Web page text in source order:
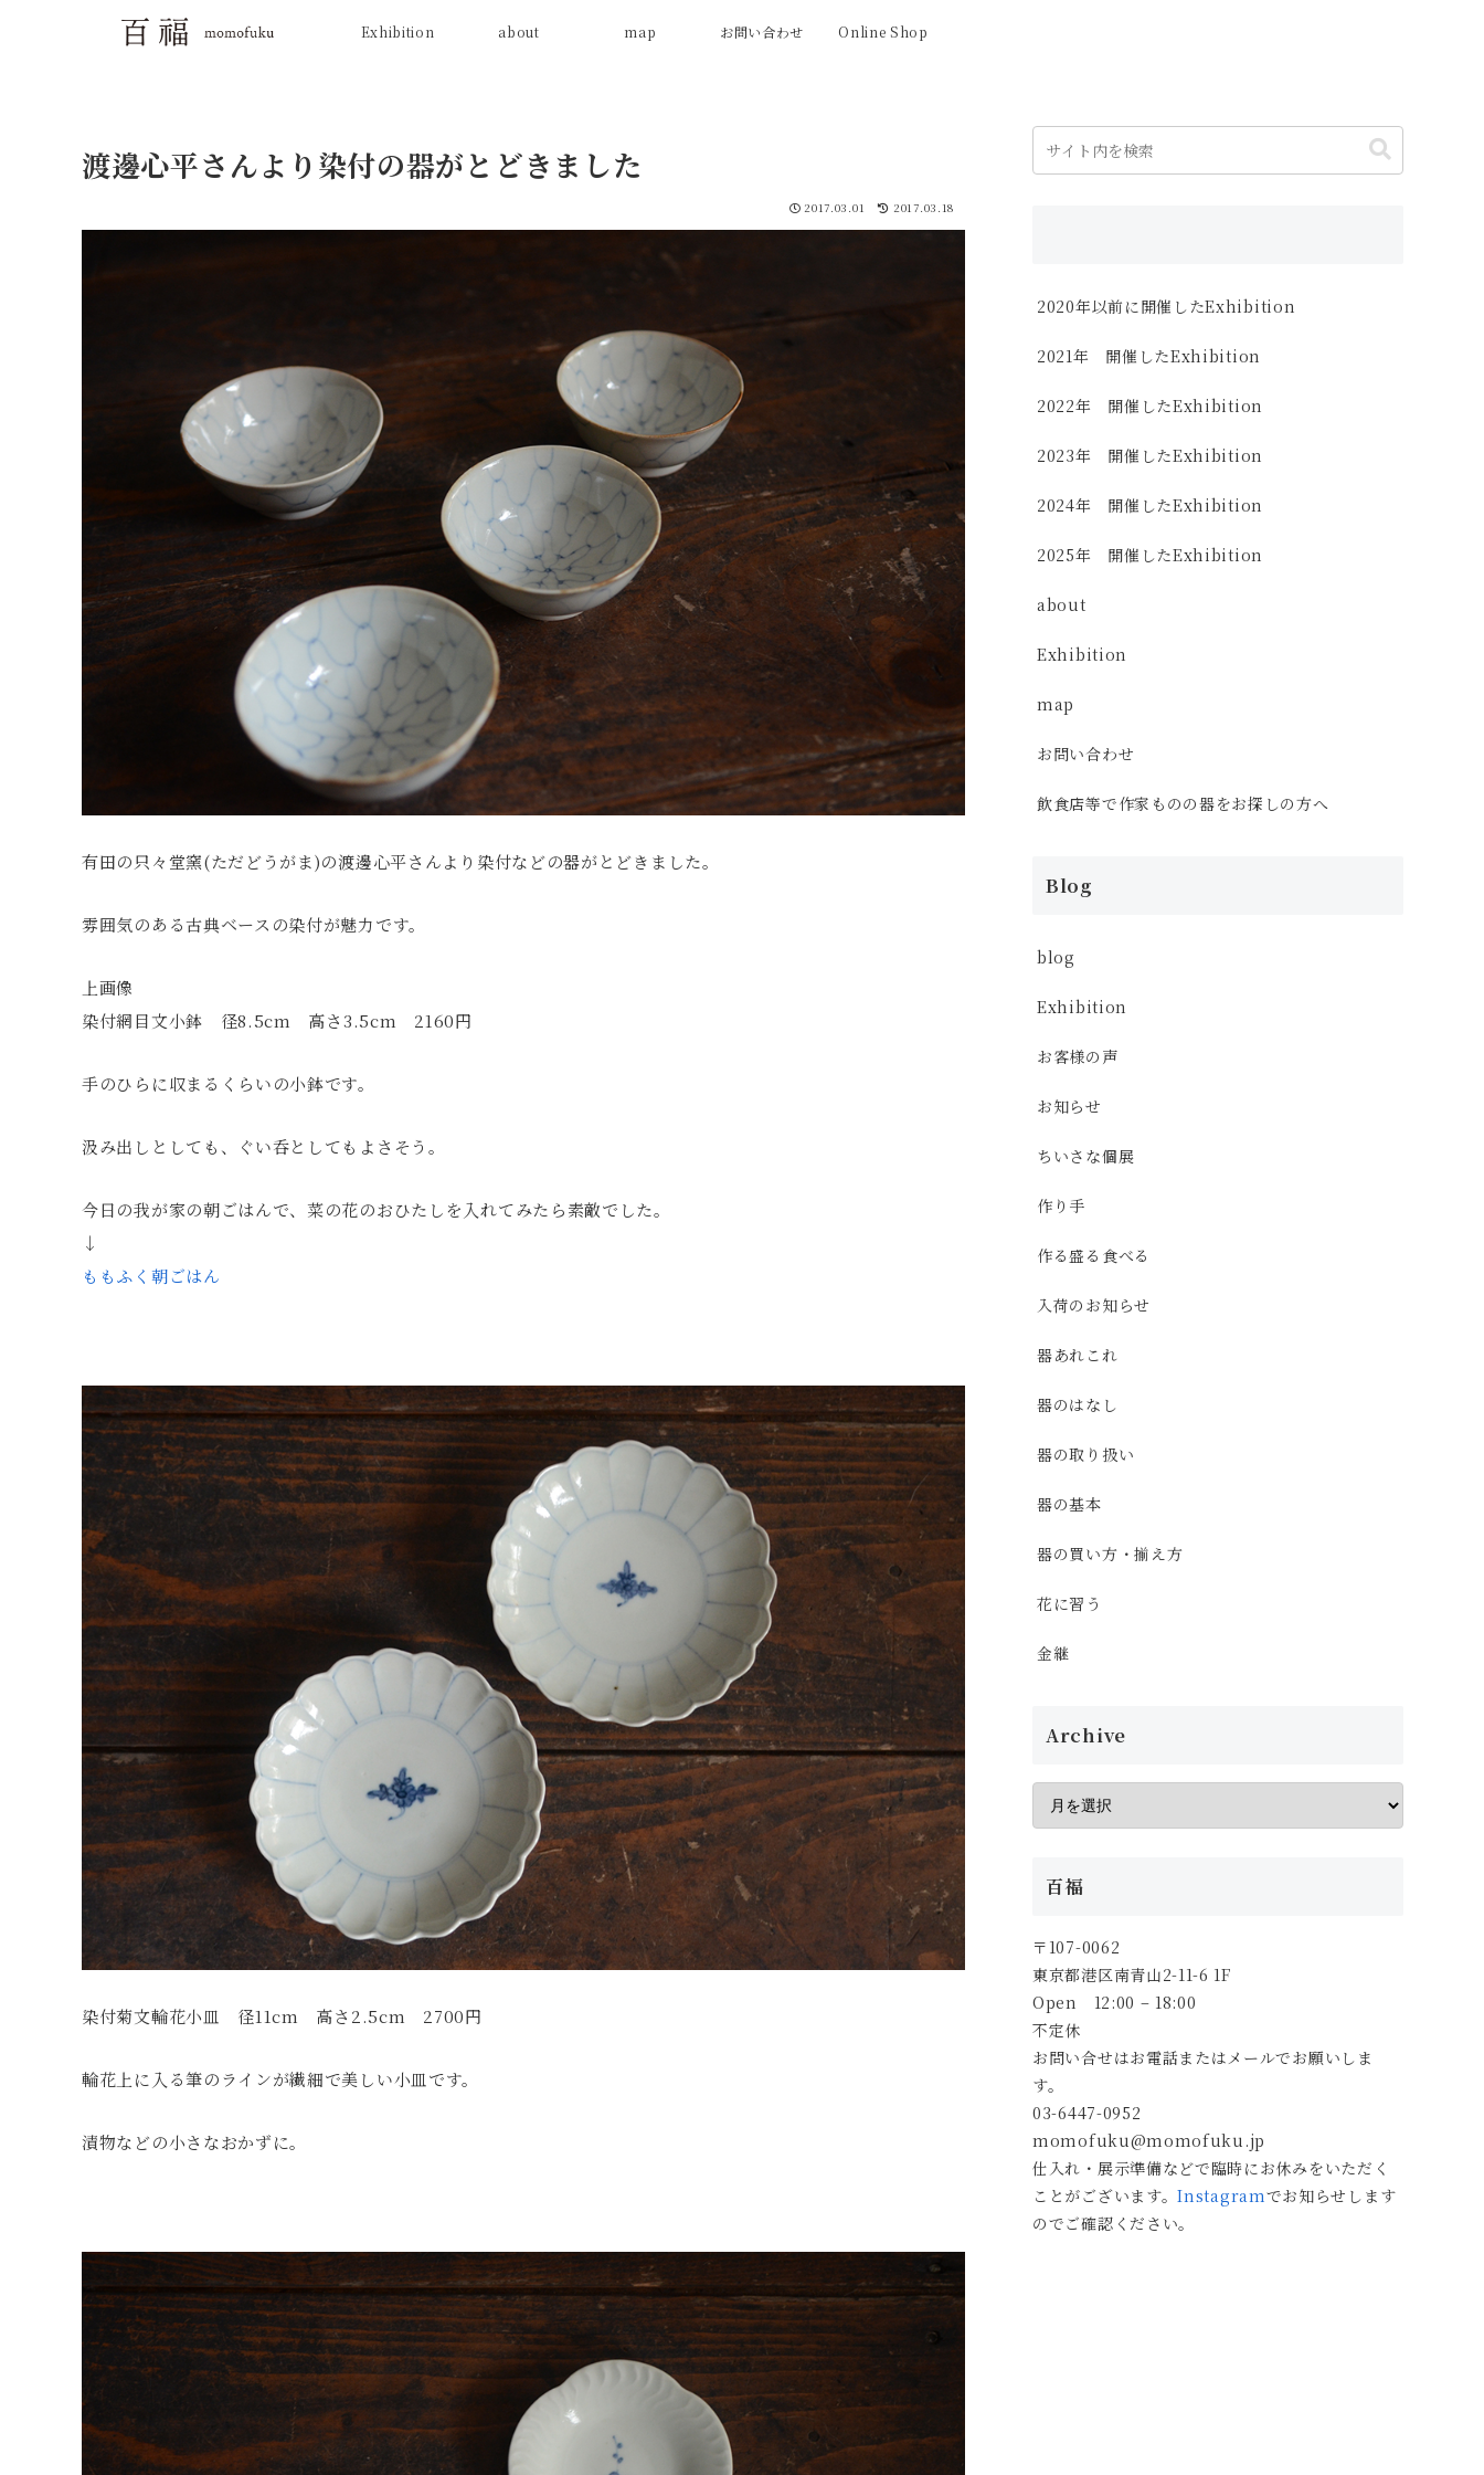
Exhibition about map お問い合わせ Online Shop
渡邊心平さんより染付の器がとどきました
2017.03.01 2017.03.18
有田の只々堂窯(ただどうがま)の渡邊心平さんより染付などの器がとどきました。
雰囲気のある古典ベースの染付が魅力です。
上画像
染付網目文小鉢 径8.5cm 高さ3.5cm 2160円
手のひらに収まるくらいの小鉢です。
汲み出しとしても、ぐい呑としてもよさそう。
今日の我が家の朝ごはんで、菜の花のおひたしを入れてみたら素敵でした。
↓
ももふく朝ごはん
染付菊文輪花小皿 径11cm 高さ2.5cm 2700円
輪花上に入る筆のラインが繊細で美しい小皿です。
漬物などの小さなおかずに。
2020年以前に開催したExhibition
2021年 開催したExhibition
2022年 開催したExhibition
2023年 開催したExhibition
2024年 開催したExhibition
2025年 開催したExhibition
about
Exhibition
map
お問い合わせ
飲食店等で作家ものの器をお探しの方へ
Blog
blog
Exhibition
お客様の声
お知らせ
ちいさな個展
作り手
作る盛る食べる
入荷のお知らせ
器あれこれ
器のはなし
器の取り扱い
器の基本
器の買い方・揃え方
花に習う
金継
Archive
百福
〒107-0062
東京都港区南青山2-11-6 1F
Open 12:00 – 18:00
不定休
お問い合せはお電話またはメールでお願いしま
す。
03-6447-0952
momofuku@momofuku.jp
仕入れ・展示準備などで臨時にお休みをいただく
ことがございます。Instagramでお知らせします
のでご確認ください。